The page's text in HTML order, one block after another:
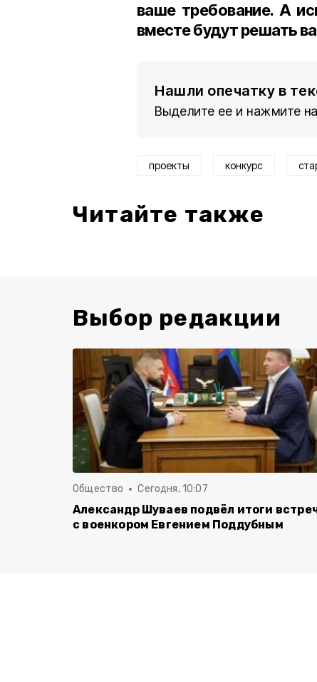
ваше требование. А
вместе будут решать
Нашли опечатку в
Выделите ее и нажмите на
проекты конкурс
Читайте также
Выбор редакции
Общество Сегодня, 10:07
Александр Шуваев подвёл итоги
с военкором Евгением Поддубным